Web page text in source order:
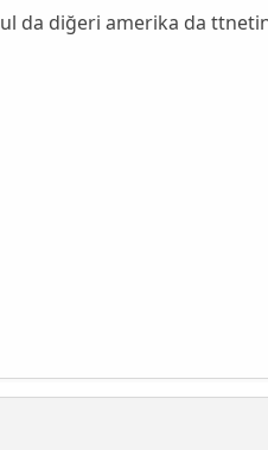
da diğeri amerika da